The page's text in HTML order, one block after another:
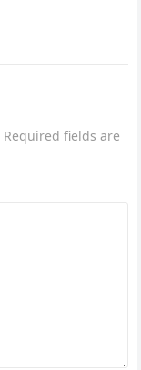
Required fields are